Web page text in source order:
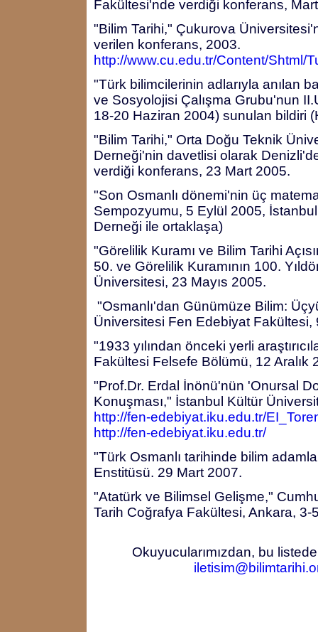
Fakültesi'nde verdiği konferans,
"Bilim Tarihi," Çukurova
verilen konferans, 2003.
http://www.cu.edu.tr/Content/Shtml/
"Türk bilimcilerinin adlarıyla anılan
ve Sosyolojisi Çalışma Grubu'nun
18-20 Haziran 2004) sunulan bildiri
"Bilim Tarihi," Orta Doğu Teknik
Derneği'nin davetlisi olarak
verdiği konferans, 23 Mart 2005.
"Son Osmanlı dönemi'nin üç
Sempozyumu, 5 Eylül 2005,
Derneği ile ortaklaşa)
"Görelilik Kuramı ve Bilim Tarihi
50. ve Görelilik Kuramının 100.
Üniversitesi, 23 Mayıs 2005.
"Osmanlı'dan Günümüze Bilim:
Üniversitesi Fen Edebiyat Fakültesi,
"1933 yılından önceki yerli
Fakültesi Felsefe Bölümü, 12 Aralık
"Prof.Dr. Erdal İnönü'nün 'Onursal
Konuşması," İstanbul Kültür
http://fen-edebiyat.iku.edu.tr/
http://fen-edebiyat.iku.edu.tr/
"Türk Osmanlı tarihinde bilim
Enstitüsü. 29 Mart 2007.
"Atatürk ve Bilimsel Gelişme,"
Tarih Coğrafya Fakültesi, Ankara, 3-
Okuyucularımızdan, bu